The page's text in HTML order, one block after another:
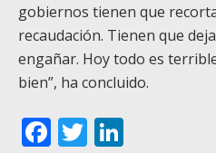
gobiernos tienen que
recaudación. Tienen que
engañar. Hoy todo es
bien”, ha concluido.
Facebook
Twitter